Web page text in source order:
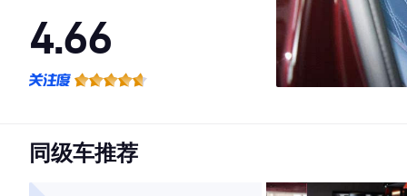
4.66
·空间表现较为优秀，优于65%同级车
同级车推荐